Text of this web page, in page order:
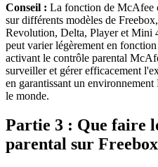
Conseil : La fonction de McAfee
sur différents modèles de
Revolution, Delta, Player et Mini
peut varier légèrement en
activant le contrôle parental
surveiller et gérer efficacement
en garantissant un
le monde.
Partie 3 : Que faire
parental sur